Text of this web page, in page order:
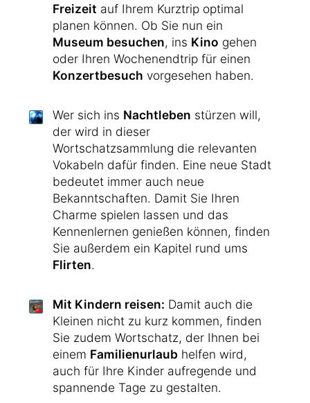
Freizeit auf Ihrem Kurztrip optimal
planen können. Ob Sie nun ein
Museum besuchen, ins Kino gehen
oder Ihren Wochenendtrip für einen
Konzertbesuch vorgesehen haben.
Wer sich ins Nachtleben stürzen will,
der wird in dieser
Wortschatzsammlung die relevanten
Vokabeln dafür finden. Eine neue Stadt
bedeutet immer auch neue
Bekanntschaften. Damit Sie Ihren
Charme spielen lassen und das
Kennenlernen genießen können, finden
Sie außerdem ein Kapitel rund ums
Flirten.
Mit Kindern reisen: Damit auch die
Kleinen nicht zu kurz kommen, finden
Sie zudem Wortschatz, der Ihnen bei
einem Familienurlaub helfen wird,
auch für Ihre Kinder aufregende und
spannende Tage zu gestalten.